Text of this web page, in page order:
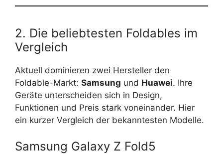
2. Die beliebtesten Foldables im
Vergleich
Aktuell dominieren zwei Hersteller den
Foldable-Markt: Samsung und Huawei. Ihre
Geräte unterscheiden sich in Design,
Funktionen und Preis stark voneinander. Hier
ein kurzer Vergleich der bekanntesten Modelle.
Samsung Galaxy Z Fold5